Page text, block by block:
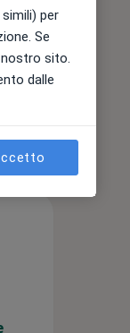
per
Se
sito.
dalle